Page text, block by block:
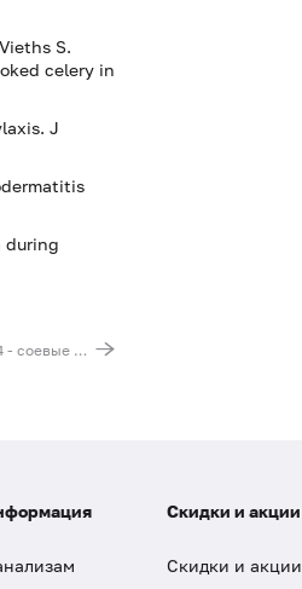
S.
celery in
J
during
Аллерген f14 - соевые бобы, IgE
Скидки и акции
Скидки и акции